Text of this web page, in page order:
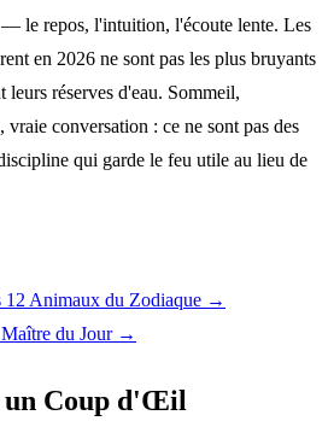
le repos, l'intuition, l'écoute lente. Les
en 2026 ne sont pas les plus bruyants
leurs réserves d'eau. Sommeil,
conversation : ce ne sont pas des
qui garde le feu utile au lieu de
12 Animaux du Zodiaque →
du Jour→
un Coup d'Œil